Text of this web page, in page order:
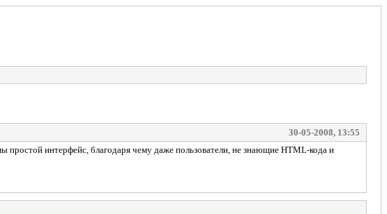
30-05-2008, 13:55
интерфейс, благодаря чему даже пользователи, не знающие HTML-кода и